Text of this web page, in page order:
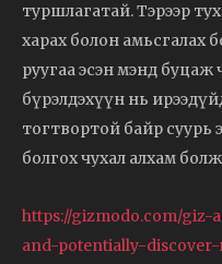
туршлагатай. Тэрээр
харах болон амьсгалах
руугаа эсэн мэнд
бүрэлдэхүүн нь
тогтвортой байр суурь
болгох чухал алхам
https://gizmodo.com/giz-
and-potentially-